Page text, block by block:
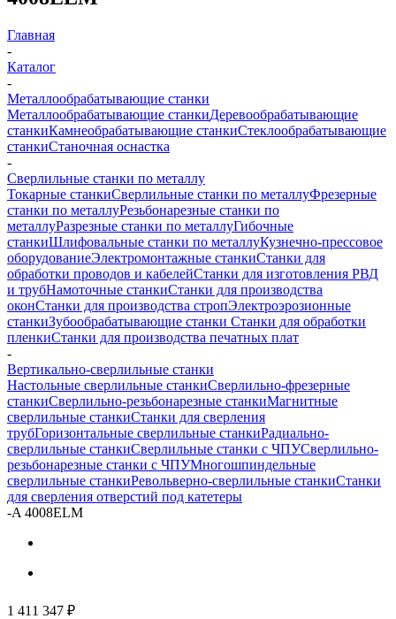
Главная
-
Каталог
-
Металлообрабатывающие станки
Металлообрабатывающие станкиДеревообрабатывающие
станкиКамнеобрабатывающие станкиСтеклообрабатывающие
станкиСтаночная оснастка
-
Сверлильные станки по металлу
Токарные станкиСверлильные станки по металлуФрезерные
станки по металлуРезьбонарезные станки по
металлуРазрезные станки по металлуГибочные
станкиШлифовальные станки по металлуКузнечно-прессовое
оборудованиеЭлектромонтажные станкиСтанки для
обработки проводов и кабелейСтанки для изготовления РВД
и трубНамоточные станкиСтанки для производства
оконСтанки для производства стропЭлектроэрозионные
станкиЗубообрабатывающие станки Станки для обработки
пленкиСтанки для производства печатных плат
-
Вертикально-сверлильные станки
Настольные сверлильные станкиСверлильно-фрезерные
станкиСверлильно-резьбонарезные станкиМагнитные
сверлильные станкиСтанки для сверления
трубГоризонтальные сверлильные станкиРадиально-
сверлильные станкиСверлильные станки с ЧПУСверлильно-
резьбонарезные станки с ЧПУМногошпиндельные
сверлильные станкиРевольверно-сверлильные станкиСтанки
для сверления отверстий под катетеры
-A 4008ELM
1 411 347 ₽